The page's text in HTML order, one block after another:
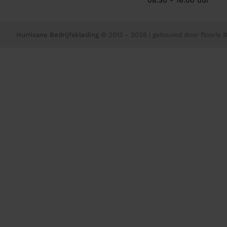
Hurricane Bedrijfskleding © 2013 - 2026 | gebouwd door flooris